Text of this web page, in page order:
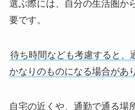
選ぶ際には、自分の生活圏か
要です。
待ち時間なども考慮すると、
かなりのものになる場合があ
自宅の近くや、通勤で通る場